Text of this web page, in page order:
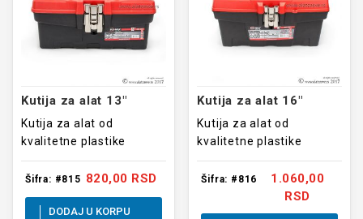
Kutija za alat 13"
Kutija za alat od
kvalitetne plastike
dimenzija
320x160x130mm
Šifra: #815 820,00 RSD
DODAJ U KORPU
Kutija za alat 16"
Kutija za alat od
kvalitetne plastike
dimenzija 400x200x190mm
Šifra: #816
1.060,00
RSD